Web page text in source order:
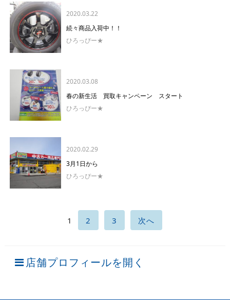
2020.03.22
続々商品入荷中！！
ひろっぴー★
2020.03.08
春の新生活 買取キャンペーン スタート
ひろっぴー★
2020.02.29
3月1日から
ひろっぴー★
1 2 3 次へ
店舗プロフィールを開く